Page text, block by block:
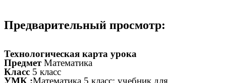
Предварительный просмотр:
Технологическая карта урока
ПредметМатематика
Класс 5 класс
УМК :Математика 5 класс: учебник для